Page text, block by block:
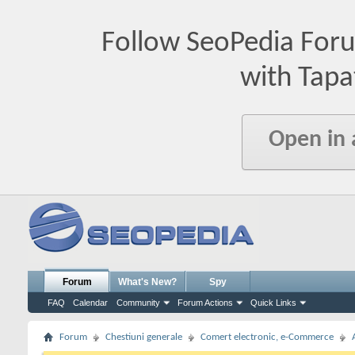
Follow SeoPedia
with
Open in
Forum
FAQ Calendar Community Forum Actions Quick Links
What's New? Spy
Forum Chestiuni generale Comert electronic, e-Commerce